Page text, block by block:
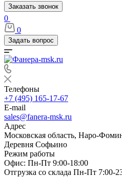
Заказать звонок
0
0
Задать вопрос
Телефоны
+7 (495) 165-17-67
E-mail
sales@fanera-msk.ru
Адрес
Московская область, Наро-
Деревня Софьино
Режим работы
Офис: Пн-Пт 9:00-18:00
Отгрузка со склада Пн-Пт 7:00-